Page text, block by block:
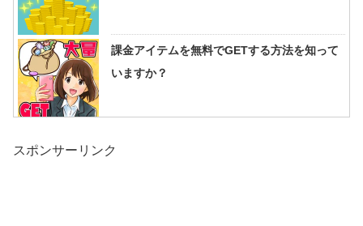
課金アイテムを無料でGETする方法を知って
いますか？
スポンサーリンク